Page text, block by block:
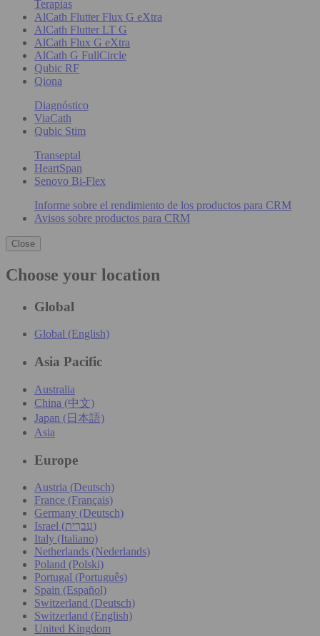
Terapias
AlCath Flutter Flux G eXtra
AlCath Flutter LT G
AlCath Flux G eXtra
AlCath G FullCircle
Qubic RF
Qiona
Diagnóstico
ViaCath
Qubic Stim
Transeptal
HeartSpan
Senovo Bi-Flex
Informe sobre el rendimiento de los productos para CRM
Avisos sobre productos para CRM
Close
Choose your location
Global
Global (English)
Asia Pacific
Australia
China (中文)
Japan (日本語)
Asia
Europe
Austria (Deutsch)
France (Français)
Germany (Deutsch)
Israel (עִברִית)
Italy (Italiano)
Netherlands (Nederlands)
Poland (Polski)
Portugal (Português)
Spain (Español)
Switzerland (Deutsch)
Switzerland (English)
United Kingdom